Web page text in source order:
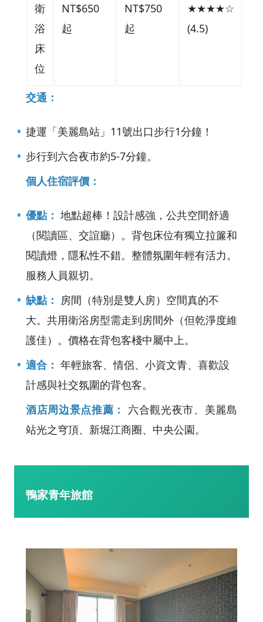
衛
浴
床
位
NT$650
起
NT$750
起
★★★★☆
(4.5)
交通：
捷運「美麗島站」11號出口步行1分鐘！
步行到六合夜市約5-7分鐘。
個人住宿評價：
優點： 地點超棒！設計感強，公共空間舒適
（閱讀區、交誼廳）。背包床位有獨立拉簾和
閱讀燈，隱私性不錯。整體氛圍年輕有活力。
服務人員親切。
缺點： 房間（特別是雙人房）空間真的不
大。共用衛浴房型需走到房間外（但乾淨度維
護佳）。價格在背包客棧中屬中上。
適合： 年輕旅客、情侶、小資文青、喜歡設
計感與社交氛圍的背包客。
酒店周边景点推薦：
六合觀光夜市、美麗島
站光之穹頂、新堀江商圈、中央公園。
鴨家青年旅館